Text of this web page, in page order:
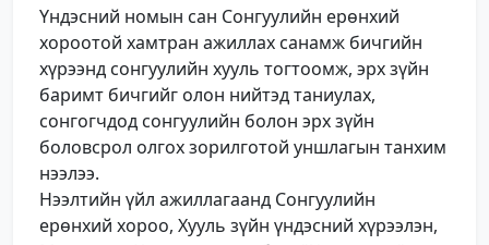
Үндэсний номын сан Сонгуулийн ерөнхий
хороотой хамтран ажиллах санамж бичгийн
хүрээнд сонгуулийн хууль тогтоомж, эрх зүйн
баримт бичгийг олон нийтэд таниулах,
сонгогчдод сонгуулийн болон эрх зүйн
боловсрол олгох зорилготой уншлагын танхим
нээлээ.
Нээлтийн үйл ажиллагаанд Сонгуулийн
ерөнхий хороо, Хууль зүйн үндэсний хүрээлэн,